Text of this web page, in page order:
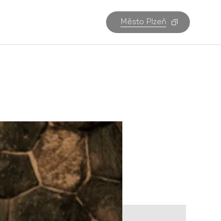
Město Plzeň